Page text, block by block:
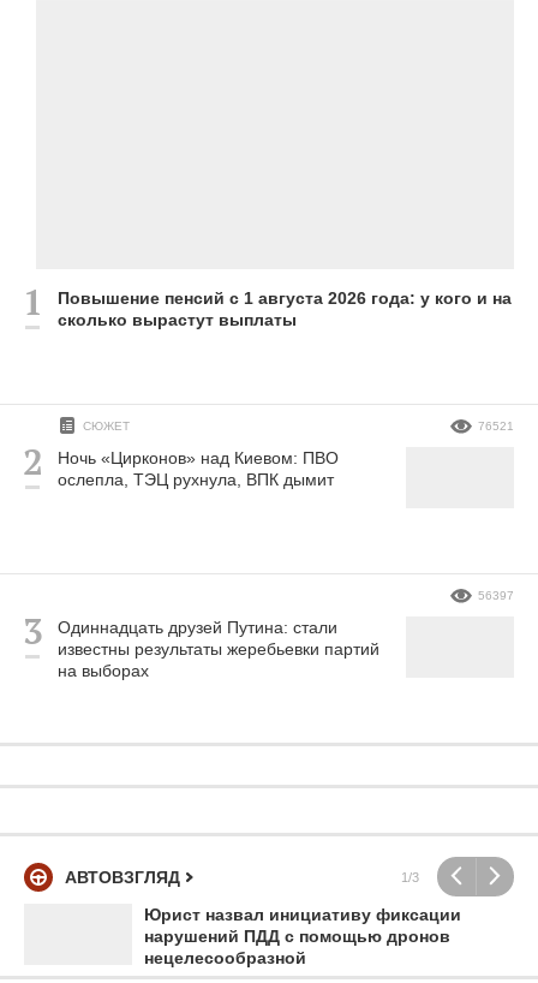
Повышение пенсий с 1 августа 2026 года: у кого и на
сколько вырастут выплаты
Ночь «Цирконов» над Киевом: ПВО
ослепла, ТЭЦ рухнула, ВПК дымит
СЮЖЕТ 76521
Одиннадцать друзей Путина: стали
известны результаты жеребьевки партий
на выборах
56397
АВТОВЗГЛЯД 1/3
Юрист назвал инициативу фиксации
нарушений ПДД с помощью дронов
нецелесообразной